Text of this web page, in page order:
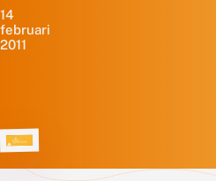
14
februari
2011